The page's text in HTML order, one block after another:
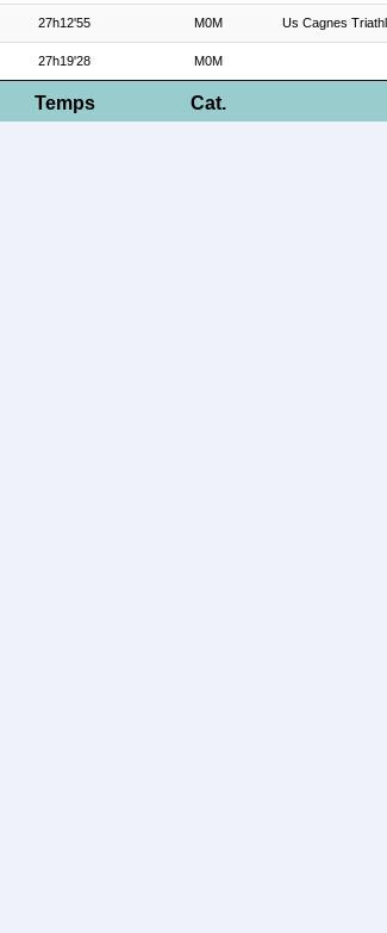
Temps Cat.
27h12'55 M0M Us Cagnes
27h19'28 M0M